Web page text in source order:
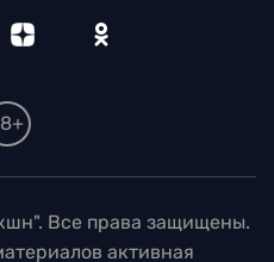
Все права защищены.
активная